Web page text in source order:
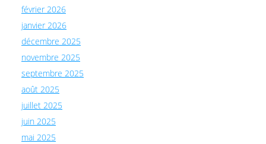
février 2026
janvier 2026
décembre 2025
novembre 2025
septembre 2025
août 2025
juillet 2025
juin 2025
mai 2025